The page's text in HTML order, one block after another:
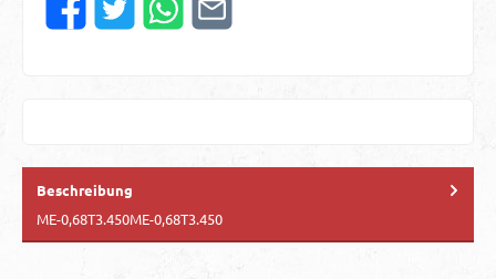
Beschreibung
ME-0,68T3.450ME-0,68T3.450